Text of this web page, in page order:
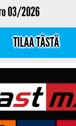
03/2026
TILAA TÄSTÄ